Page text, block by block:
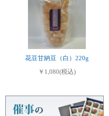
花豆甘納豆（白）220g
￥1,080(税込)